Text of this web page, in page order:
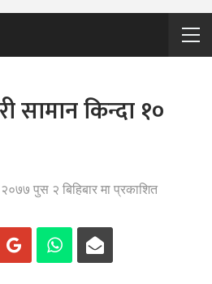
सामान किन्दा १०
२०७७ पुस २ बिहिबार मा प्रकाशित